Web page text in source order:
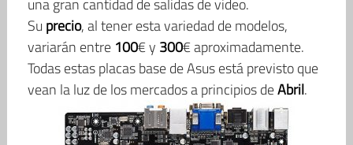
Su precio, al tener esta variedad de modelos,
variarán entre 100€ y 300€ aproximadamente.
Todas estas placas base de Asus está previsto que
vean la luz de los mercados a principios deAbril.